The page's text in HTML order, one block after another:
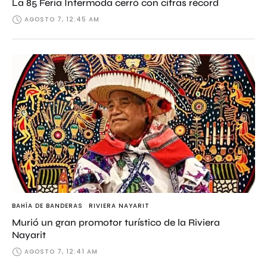
La 85 Feria Intermoda cerró con cifras récord
AGOSTO 7, 12:45 AM
BAHÍA DE BANDERAS RIVIERA NAYARIT
Murió un gran promotor turístico de la Riviera
Nayarit
AGOSTO 7, 12:41 AM